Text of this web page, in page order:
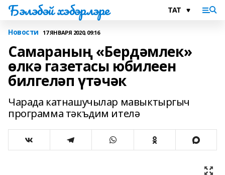
Бэлэбэй хэбэрлэре
Новости 17 ЯНВАРЯ 2020, 09:16
Самараның «Бердәмлек»
өлкә газетасы юбилеен
билгеләп үтәчәк
Чарада катнашучылар мавыктыргыч
программа тәкъдим ителә